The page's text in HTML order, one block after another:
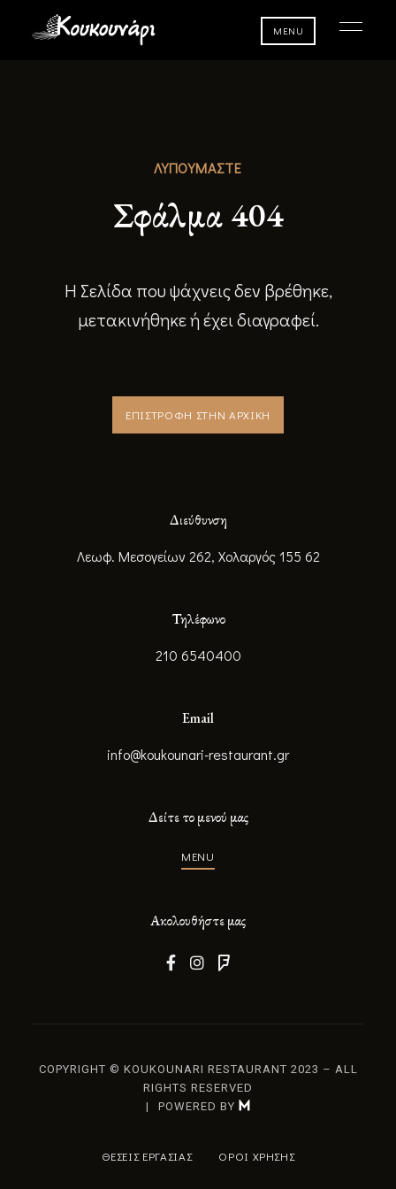
MENU
ΛΥΠΟΥΜΑΣΤΕ
Σφάλμα 404
Η Σελίδα που ψάχνεις δεν βρέθηκε,
μετακινήθηκε ή έχει διαγραφεί.
ΕΠΙΣΤΡΟΦΗ ΣΤΗΝ ΑΡΧΙΚΗ
Διεύθυνση
Λεωφ. Μεσογείων 262, Χολαργός 155 62
Τηλέφωνο
210 6540400
Email
info@koukounari-restaurant.gr
Δείτε το μενού μας
MENU
Ακολουθήστε μας
COPYRIGHT © KOUKOUNARI RESTAURANT 2023 – ALL
RIGHTS RESERVED
POWERED BY 
ΘΕΣΕΙΣ ΕΡΓΑΣΙΑΣ ΟΡΟΙ ΧΡΗΣΗΣ